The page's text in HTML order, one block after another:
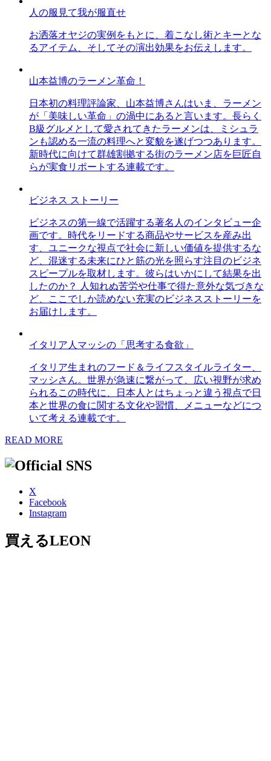
人の服見て我が服直せ
お洒落オヤジの実例をもとに、着こなし術とキーとな
るアイテム、そしてその演出効果をお伝えします。
山本益博のラーメン革命！
日本初の料理評論家、山本益博さんはいま、ラーメン
が「美味しい革命」の渦中にあると言います。長らく
B級グルメとして愛されてきたラーメンは、ミシュラ
ンも認める一流の料理へと変貌を遂げつつあります。
新時代に向けて群雄割拠する街のラーメン店を巨匠自
らが実食リポートする連載です。
ビジネス ストーリー
ビジネスの第一線で活躍する著名人のインタビュー企
画です。時代をリードする商品やサービスを産み出
す、ユニークな視点で社会に新しい価値を提供するな
ど、混迷する未来にひと筋の光を照らす注目のビジネ
スピープルを取材します。彼らはいかにして結果を出
したのか？ 人知れぬ苦労や仕事で得た意外な気づきな
ど、ここでしか読めない充実のビジネスストーリーを
お届けします。
イタリア人マッシの「思考する食欲」
イタリア生まれのフード＆ライフスタイルライター、
マッシさん。世界が急速に繋がって、広い視野が求め
られるこの時代に、日本人とはちょっと違う視点で日
本と世界の食に関する文化や習慣、メニューなどにつ
いて考える連載です。
READ MORE
X
Facebook
Instagram
買えるLEON